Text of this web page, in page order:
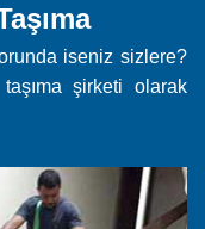
iseniz sizlere?
şirketi olarak